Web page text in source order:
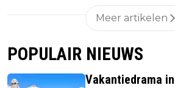
Meer artikelen
POPULAIR NIEUWS
Vakantiedrama